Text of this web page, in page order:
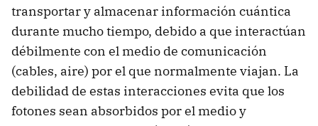
transportar y almacenar información cuántica
durante mucho tiempo, debido a que interactúan
débilmente con el medio de comunicación
(cables, aire) por el que normalmente viajan. La
debilidad de estas interacciones evita que los
fotones sean absorbidos por el medio y